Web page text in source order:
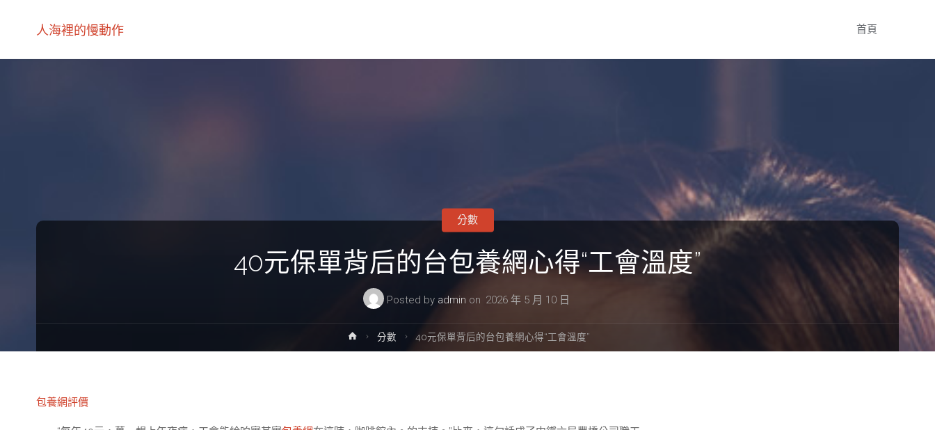
人海裡的慢動作 首頁
40元保單背后的台包養網心得“工會溫度”
Posted by admin on 2026 年 5 月 10 日
分數
Home分數 40元保單背后的台包養網心得“工會溫度”
包養網評價